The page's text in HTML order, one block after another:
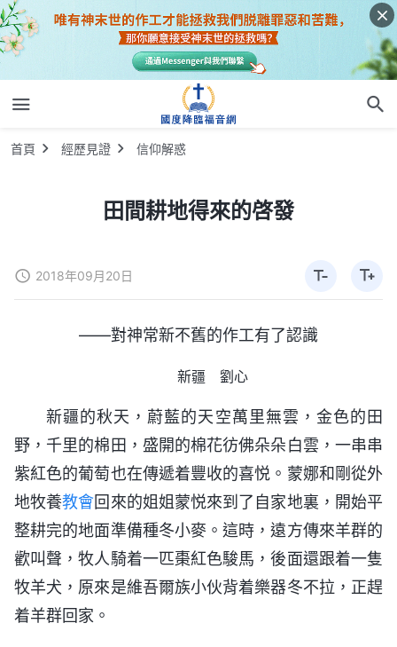
首頁 經歷見證 信仰解惑
田間耕地得來的啓發
2018年09月20日
——對神常新不舊的作工有了認識
新疆 劉心
新疆的秋天，蔚藍的天空萬里無雲，金色的田
野，千里的棉田，盛開的棉花彷佛朵朵白雲，一串串
紫紅色的葡萄也在傳遞着豐收的喜悦。蒙娜和剛從外
地牧養教會回來的姐姐蒙悦來到了自家地裏，開始平
整耕完的地面準備種冬小麥。這時，遠方傳來羊群的
歡叫聲，牧人騎着一匹棗紅色駿馬，後面還跟着一隻
牧羊犬，原來是維吾爾族小伙背着樂器冬不拉，正趕
着羊群回家。